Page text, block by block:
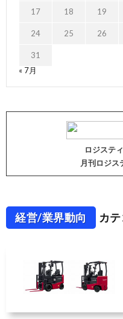
17 18 19
24 25 26
31
« 7月
ロジステ
月刊ロジス
経営/業界動向 カ